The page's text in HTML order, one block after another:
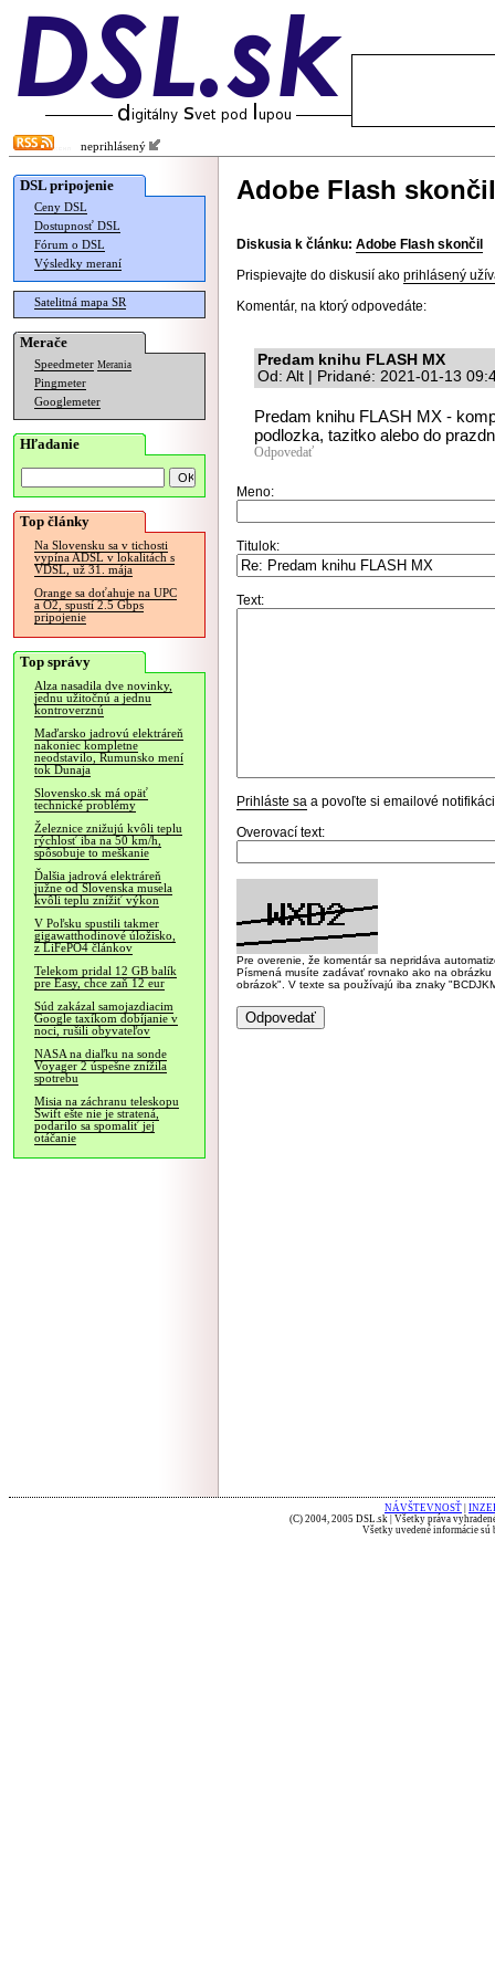
neprihlásený
DSL pripojenie
Ceny DSL
Dostupnosť DSL
Fórum o DSL
Výsledky meraní
Satelitná mapa SR
Merače
Speedmeter Merania
Pingmeter
Googlemeter
Hľadanie
Top články
Na Slovensku sa v tichosti
vypína ADSL v lokalitách s
VDSL, už 31. mája
Orange sa doťahuje na UPC
a O2, spustí 2.5 Gbps
pripojenie
Top správy
Alza nasadila dve novinky,
jednu užitočnú a jednu
kontroverznú
Maďarsko jadrovú elektráreň
nakoniec kompletne
neodstavilo, Rumunsko mení
tok Dunaja
Slovensko.sk má opäť
technické problémy
Železnice znižujú kvôli teplu
rýchlosť iba na 50 km/h,
spôsobuje to meškanie
Ďalšia jadrová elektráreň
južne od Slovenska musela
kvôli teplu znížiť výkon
V Poľsku spustili takmer
gigawatthodinové úložisko,
z LiFePO4 článkov
Telekom pridal 12 GB balík
pre Easy, chce zaň 12 eur
Súd zakázal samojazdiacim
Google taxíkom dobíjanie v
noci, rušili obyvateľov
NASA na diaľku na sonde
Voyager 2 úspešne znížila
spotrebu
Misia na záchranu teleskopu
Swift ešte nie je stratená,
podarilo sa spomaliť jej
otáčanie
Adobe Flash skončil
Diskusia k článku: Adobe Flash skončil
Prispievajte do diskusií ako prihlásený
Komentár, na ktorý odpovedáte:
Predam knihu FLASH MX
Od: Alt | Pridané: 2021-01-13
Predam knihu FLASH MX -
podlozka, tazitko alebo do
Odpovedať
Meno:
Titulok:
Text:
Prihláste sa a povoľte si emailové
Overovací text:
Pre overenie, že komentár sa nepridáva
Písmená musíte zadávať rovnako ako na
obrázok". V texte sa používajú iba znaky
NÁVŠTEVNOSŤ
(C) 2004, 2005 DSL.sk | Všetky práva
Všetky uvedené informácie sú